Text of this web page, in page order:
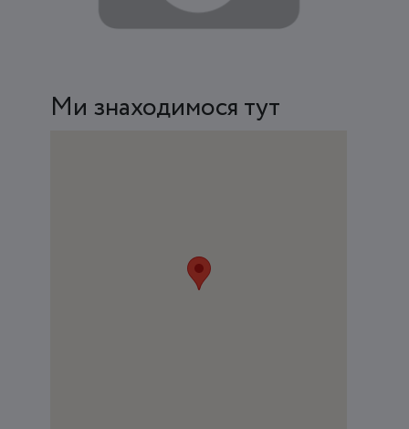
Ми знаходимося тут